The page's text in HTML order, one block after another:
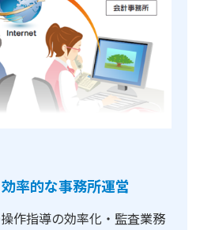
率的な事務所運営
作指導の効率化・監査業務